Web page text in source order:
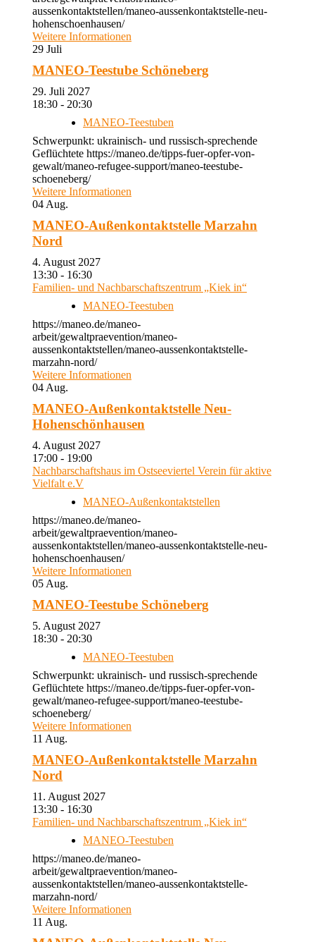
aussenkontaktstellen/maneo-aussenkontaktstelle-neu-
hohenschoenhausen/
Weitere Informationen
29 Juli
MANEO-Teestube Schöneberg
29. Juli 2027
18:30 - 20:30
MANEO-Teestuben
Schwerpunkt: ukrainisch- und russisch-sprechende
Geflüchtete https://maneo.de/tipps-fuer-opfer-von-
gewalt/maneo-refugee-support/maneo-teestube-
schoeneberg/
Weitere Informationen
04 Aug.
MANEO-Außenkontaktstelle Marzahn
Nord
4. August 2027
13:30 - 16:30
Familien- und Nachbarschaftszentrum „Kiek in“
MANEO-Teestuben
https://maneo.de/maneo-
arbeit/gewaltpraevention/maneo-
aussenkontaktstellen/maneo-aussenkontaktstelle-
marzahn-nord/
Weitere Informationen
04 Aug.
MANEO-Außenkontaktstelle Neu-
Hohenschönhausen
4. August 2027
17:00 - 19:00
Nachbarschaftshaus im Ostseeviertel Verein für aktive
Vielfalt e.V
MANEO-Außenkontaktstellen
https://maneo.de/maneo-
arbeit/gewaltpraevention/maneo-
aussenkontaktstellen/maneo-aussenkontaktstelle-neu-
hohenschoenhausen/
Weitere Informationen
05 Aug.
MANEO-Teestube Schöneberg
5. August 2027
18:30 - 20:30
MANEO-Teestuben
Schwerpunkt: ukrainisch- und russisch-sprechende
Geflüchtete https://maneo.de/tipps-fuer-opfer-von-
gewalt/maneo-refugee-support/maneo-teestube-
schoeneberg/
Weitere Informationen
11 Aug.
MANEO-Außenkontaktstelle Marzahn
Nord
11. August 2027
13:30 - 16:30
Familien- und Nachbarschaftszentrum „Kiek in“
MANEO-Teestuben
https://maneo.de/maneo-
arbeit/gewaltpraevention/maneo-
aussenkontaktstellen/maneo-aussenkontaktstelle-
marzahn-nord/
Weitere Informationen
11 Aug.